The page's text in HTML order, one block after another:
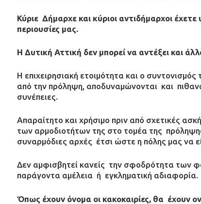
Κύριε Δήμαρχε και κύριοι αντιδήμαρχοι
περιουσίες μας.
Η Δυτική Αττική δεν μπορεί να αντέξει και
Η επιχειρησιακή ετοιμότητα και ο
από την πρόληψη, αποδυναμώνονται και
συνέπειες.
Απαραίτητο και χρήσιμο πριν από σχετικές
των αρμοδιοτήτων της στο τομέα της
συναρμόδιες αρχές έτσι ώστε η πόλης μας να
Δεν αμφισβητεί κανείς την σφοδρότητα των
παράγοντα αμέλεια ή εγκληματική αδιαφορία.
Όπως έχουν όνομα οι κακοκαιρίες, θα έχουν